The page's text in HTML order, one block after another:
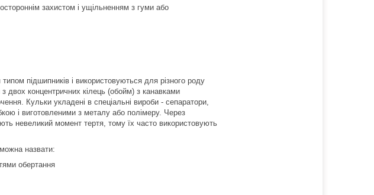
захистом і ущільненням з гуми або
підшипників і використовуються для різного роду
двох концентричних кілець (обойм) з канавками
Кульки укладені в спеціальні вироби - сепаратори,
і виготовленими з металу або полімеру. Через
невеликий момент тертя, тому їх часто використовують
назвати:
обертання